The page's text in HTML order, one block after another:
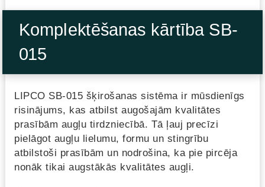
Komplektēšanas kārtība SB-
015
LIPCO SB-015 šķirošanas sistēma ir mūsdienīgs
risinājums, kas atbilst augošajām kvalitātes
prasībām augļu tirdzniecībā. Tā ļauj precīzi
pielāgot augļu lielumu, formu un stingrību
atbilstoši prasībām un nodrošina, ka pie pircēja
nonāk tikai augstākās kvalitātes augļi.